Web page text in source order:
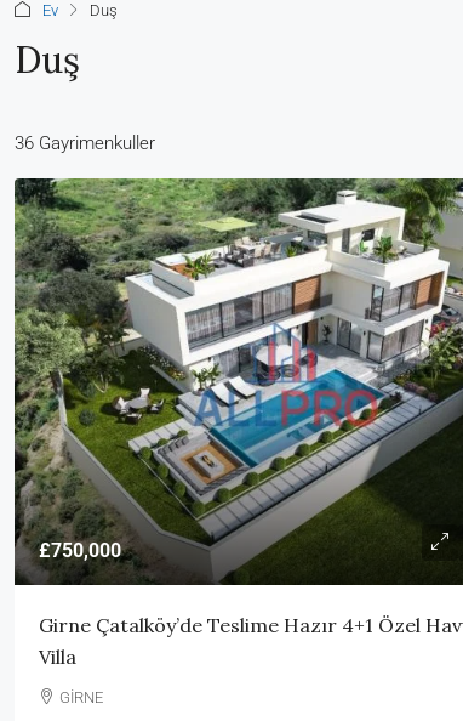
Ev Duş
Duş
36 Gayrimenkuller
£750,000
Girne Çatalköy’de Teslime Hazır 4+1 Özel
Villa
GİRNE